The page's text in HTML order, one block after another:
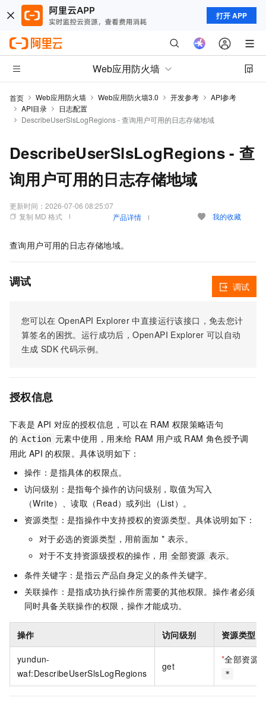
打开 APP
Web应用防火墙
首页 Web应用防火墙 Web应用防火墙3.0 开发参考
API参考
API目录
日志配置
DescribeUserSlsLogRegions - 查询用户可用的日志存储地域
DescribeUserSlsLogRegions - 查
询用户可用的日志存储地域
更新时间： 2026-07-06 08:25:07
复制 MD 格式
产品详情 我的收藏
查询用户可用的日志存储地域。
调试
您可以在 OpenAPI Explorer 中直接运行该接口，免去您计
算签名的困扰。运行成功后，OpenAPI Explorer 可以自动
生成 SDK 代码示例。
调试
授权信息
下表是 API 对应的授权信息，可以在 RAM 权限策略语句
的 Action 元素中使用，用来给 RAM 用户或 RAM 角色授予调
用此 API 的权限。具体说明如下：
操作：是指具体的权限点。
访问级别：是指每个操作的访问级别，取值为写入
（Write）、读取（Read）或列出（List）。
资源类型：是指操作中支持授权的资源类型。具体说明如下：
对于必选的资源类型，用前面加 * 表示。
对于不支持资源级授权的操作，用 全部资源 表示。
条件关键字：是指云产品自身定义的条件关键字。
关联操作：是指成功执行操作所需要的其他权限。操作者必须
同时具备关联操作的权限，操作才能成功。
操作 访问级别 资源类型
yundun-
waf:DescribeUserSlsLogRegions
get
*全部资源
*